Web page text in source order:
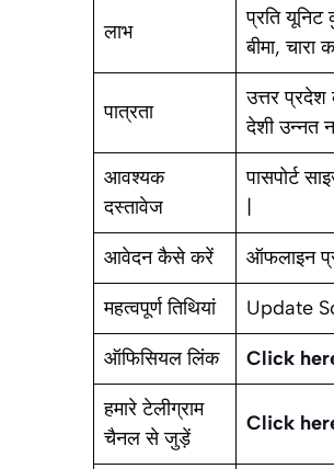
लाभ
प्रति
बीमा,
पात्रता
उत्तर
देशी उन्नत
आवश्यक
दस्तावेज
पासपोर्ट
आवेदन कैसे करें ऑफलाइन
महत्वपूर्ण तिथियां Update
ऑफिसियल लिंक Click
हमारे टेलीग्राम
चैनल से जुड़ें
Click